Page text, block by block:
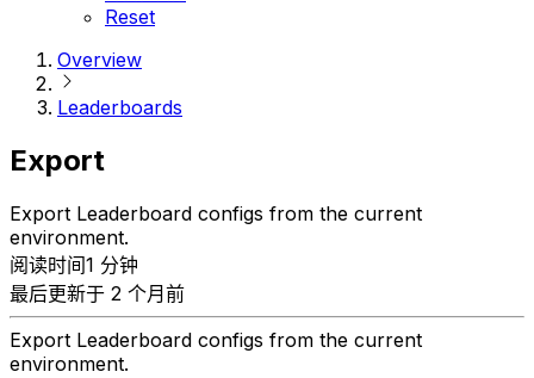
Reset
Overview
Leaderboards
Export
Export Leaderboard configs from the current
environment.
阅读时间1 分钟
最后更新于 2 个月前
Export Leaderboard configs from the current
environment.